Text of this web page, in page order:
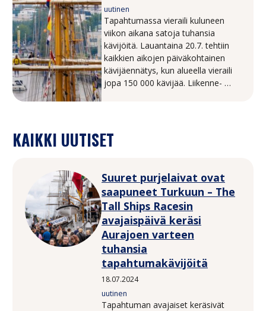
uutinen
Tapahtumassa vieraili kuluneen
viikon aikana satoja tuhansia
kävijöitä. Lauantaina 20.7. tehtiin
kaikkien aikojen päiväkohtainen
kävijäennätys, kun alueella vieraili
jopa 150 000 kävijää. Liikenne- ja
KAIKKI UUTISET
Suuret purjelaivat ovat
saapuneet Turkuun – The
Tall Ships Racesin
avajaispäivä keräsi
Aurajoen varteen
tuhansia
tapahtumakävijöitä
18.07.2024
uutinen
Tapahtuman avajaiset keräsivät